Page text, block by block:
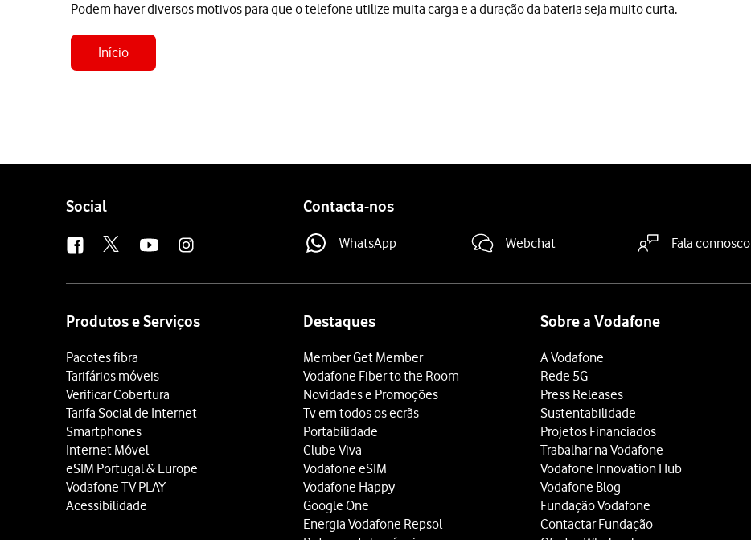
Podem haver diversos motivos para que o telefone utilize muita carga e a duração da bateria seja muito curta.
Início
Follow
Social Contacta-nos
WhatsApp Webchat Fala connosco
Produtos e Serviços
Pacotes fibra
Tarifários móveis
Verificar Cobertura
Tarifa Social de Internet
Smartphones
Internet Móvel
eSIM Portugal & Europe
Vodafone TV PLAY
Acessibilidade
Destaques
Member Get Member
Vodafone Fiber to the Room
Novidades e Promoções
Tv em todos os ecrãs
Portabilidade
Clube Viva
Vodafone eSIM
Vodafone Happy
Google One
Energia Vodafone Repsol
Sobre a Vodafone
A Vodafone
Rede 5G
Press Releases
Sustentabilidade
Projetos Financiados
Trabalhar na Vodafone
Vodafone Innovation Hub
Vodafone Blog
Fundação Vodafone
Contactar Fundação